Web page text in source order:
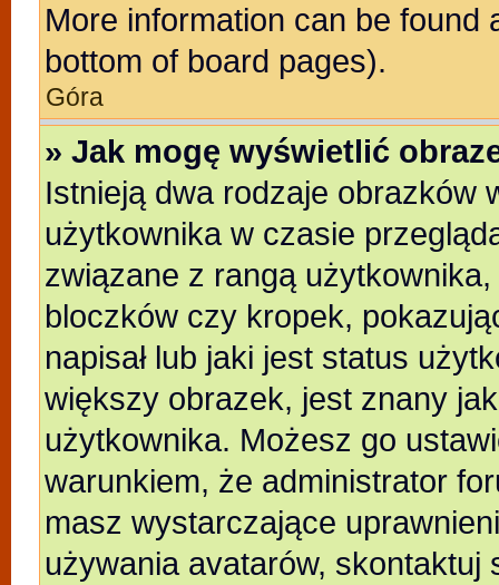
More information can be found
bottom of board pages).
Góra
» Jak mogę wyświetlić
Istnieją dwa rodzaje obrazków
użytkownika w czasie
związane z rangą
bloczków czy kropek,
napisał lub jaki jest status
większy obrazek, jest znany
użytkownika. Możesz go
warunkiem, że administrator
masz wystarczające
używania avatarów,